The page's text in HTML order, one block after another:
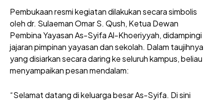
Pembukaan resmi kegiatan dilakukan secara simbolis
oleh dr. Sulaeman Omar S. Qush, Ketua Dewan
Pembina Yayasan As-Syifa Al-Khoeriyyah, didampingi
jajaran pimpinan yayasan dan sekolah. Dalam taujihnya
yang disiarkan secara daring ke seluruh kampus, beliau
menyampaikan pesan mendalam:
“Selamat datang di keluarga besar As-Syifa. Di sini